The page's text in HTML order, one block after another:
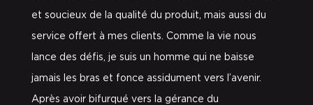
et soucieux de la qualité du produit, mais aussi du
service offert à mes clients. Comme la vie nous
lance des défis, je suis un homme qui ne baisse
jamais les bras et fonce assidument vers l’avenir.
Après avoir bifurqué vers la gérance du